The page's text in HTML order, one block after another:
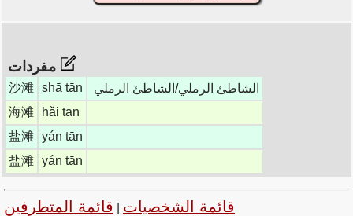
沙滩 shā tān
الشاطئ الرملي/الشاطئ الرملي
海滩
hǎi tān
盐滩
yán tān
盐滩
yán tān
قائمة الشخصيات قائمة المتطرفين